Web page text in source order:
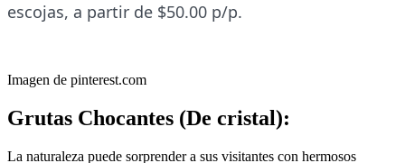
escojas, a partir de $50.00 p/p.
Imagen de pinterest.com
Grutas Chocantes (De cristal):
La naturaleza puede sorprender a sus visitantes con hermosos